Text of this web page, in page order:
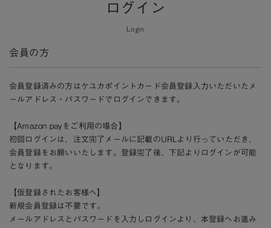
ログイン
Login
会員の方
会員登録済みの方はケユカポイントカード会員登録入力いただいたメ
ールアドレス・パスワードでログインできます。
【Amazon payをご利用の場合】
初回ログインは、注文完了メールに記載のURLより行っていただき、
会員登録をお願いいたします。登録完了後、下記よりログインが可能
となります。
【仮登録されたお客様へ】
新規会員登録は不要です。
メールアドレスとパスワードを入力しログインより、本登録へお進み